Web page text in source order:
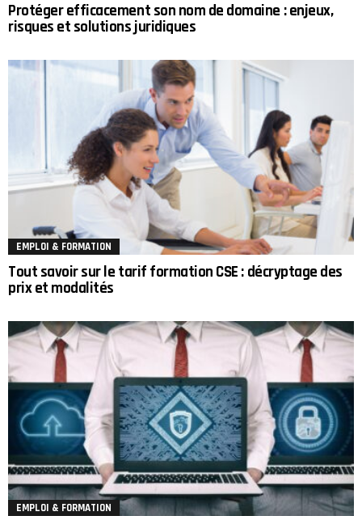
Protéger efficacement son nom de domaine : enjeux,
risques et solutions juridiques
EMPLOI & FORMATION
Tout savoir sur le tarif formation CSE : décryptage des
prix et modalités
EMPLOI & FORMATION